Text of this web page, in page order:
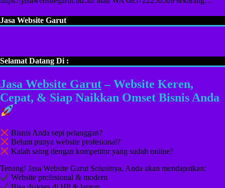
Jasa Website Garut
Selamat Datang Di :
Jasa Website Garut– Website Keren,
Cepat, & Siap Naikkan Omset Bisnis Anda
Bisnis Anda sepi pelanggan?
Belum punya website profesional?
Kalah saing dengan kompetitor yang sudah online?
Tenang! Jasa Website Garut Solusinya, Anda akan mendapatkan:
Website profesional & modern